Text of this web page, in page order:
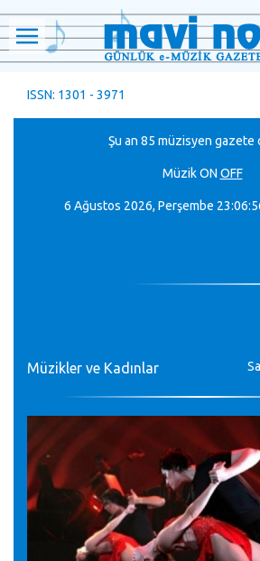
ISSN: 1301 - 3971
Şu an 85 müzisyen gazete
MüzikON OFF
6 Ağustos 2026, Perşembe
Müzikler ve Kadınlar